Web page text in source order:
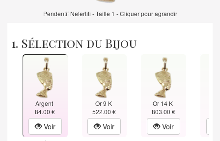
Pendentif Nefertiti - Taille 1 - Cliquer pour agrandir
1. Sélection du Bijou
Argent
84.00 €
Voir
Or 9 K
522.00 €
Voir
Or 14 K
803.00 €
Voir